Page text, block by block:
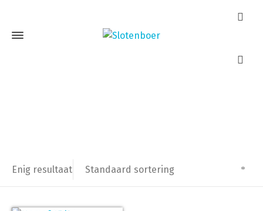
Enig resultaat Standaard sortering